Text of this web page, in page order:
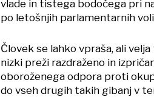
vlade in tistega bodočega pri
po letošnjih parlamentarnih
Človek se lahko vpraša, ali
nizki preži razdraženo in
oboroženega odpora proti
do vseh drugih takih gibanj v